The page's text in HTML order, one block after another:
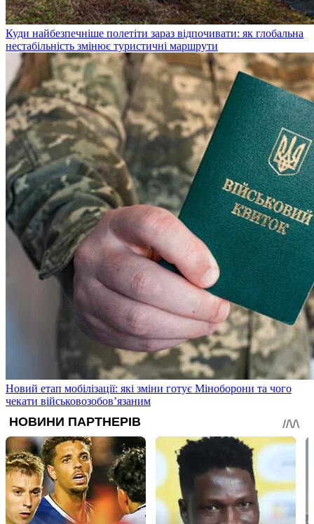
Куди найбезпечніше полетіти зараз відпочивати: як глобальна
нестабільність змінює туристичні маршрути
Новий етап мобілізації: які зміни готує Міноборони та чого
чекати військовозобов’язаним